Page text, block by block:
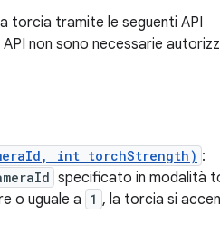
torcia tramite le seguenti API
non sono necessarie
int torchStrength) :
specificato in modalità
o uguale a 1 , la torcia si